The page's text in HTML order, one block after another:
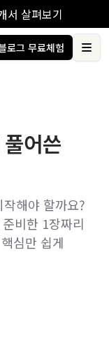
서 살펴보기
로그 무료체험
어쓴
해야 할까요?
비한 1장짜리
심만 쉽게